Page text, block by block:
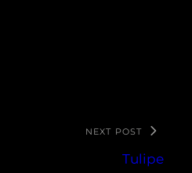
NEXT POST
Tulipe